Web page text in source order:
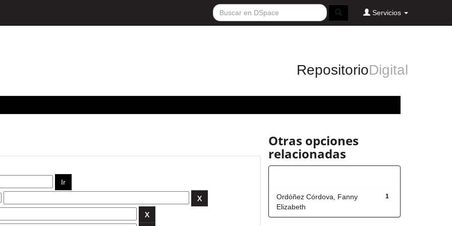
Servicios
RepositorioDigital
Otras opciones
relacionadas
1
Ordóñez Córdova, Fanny
Elizabeth